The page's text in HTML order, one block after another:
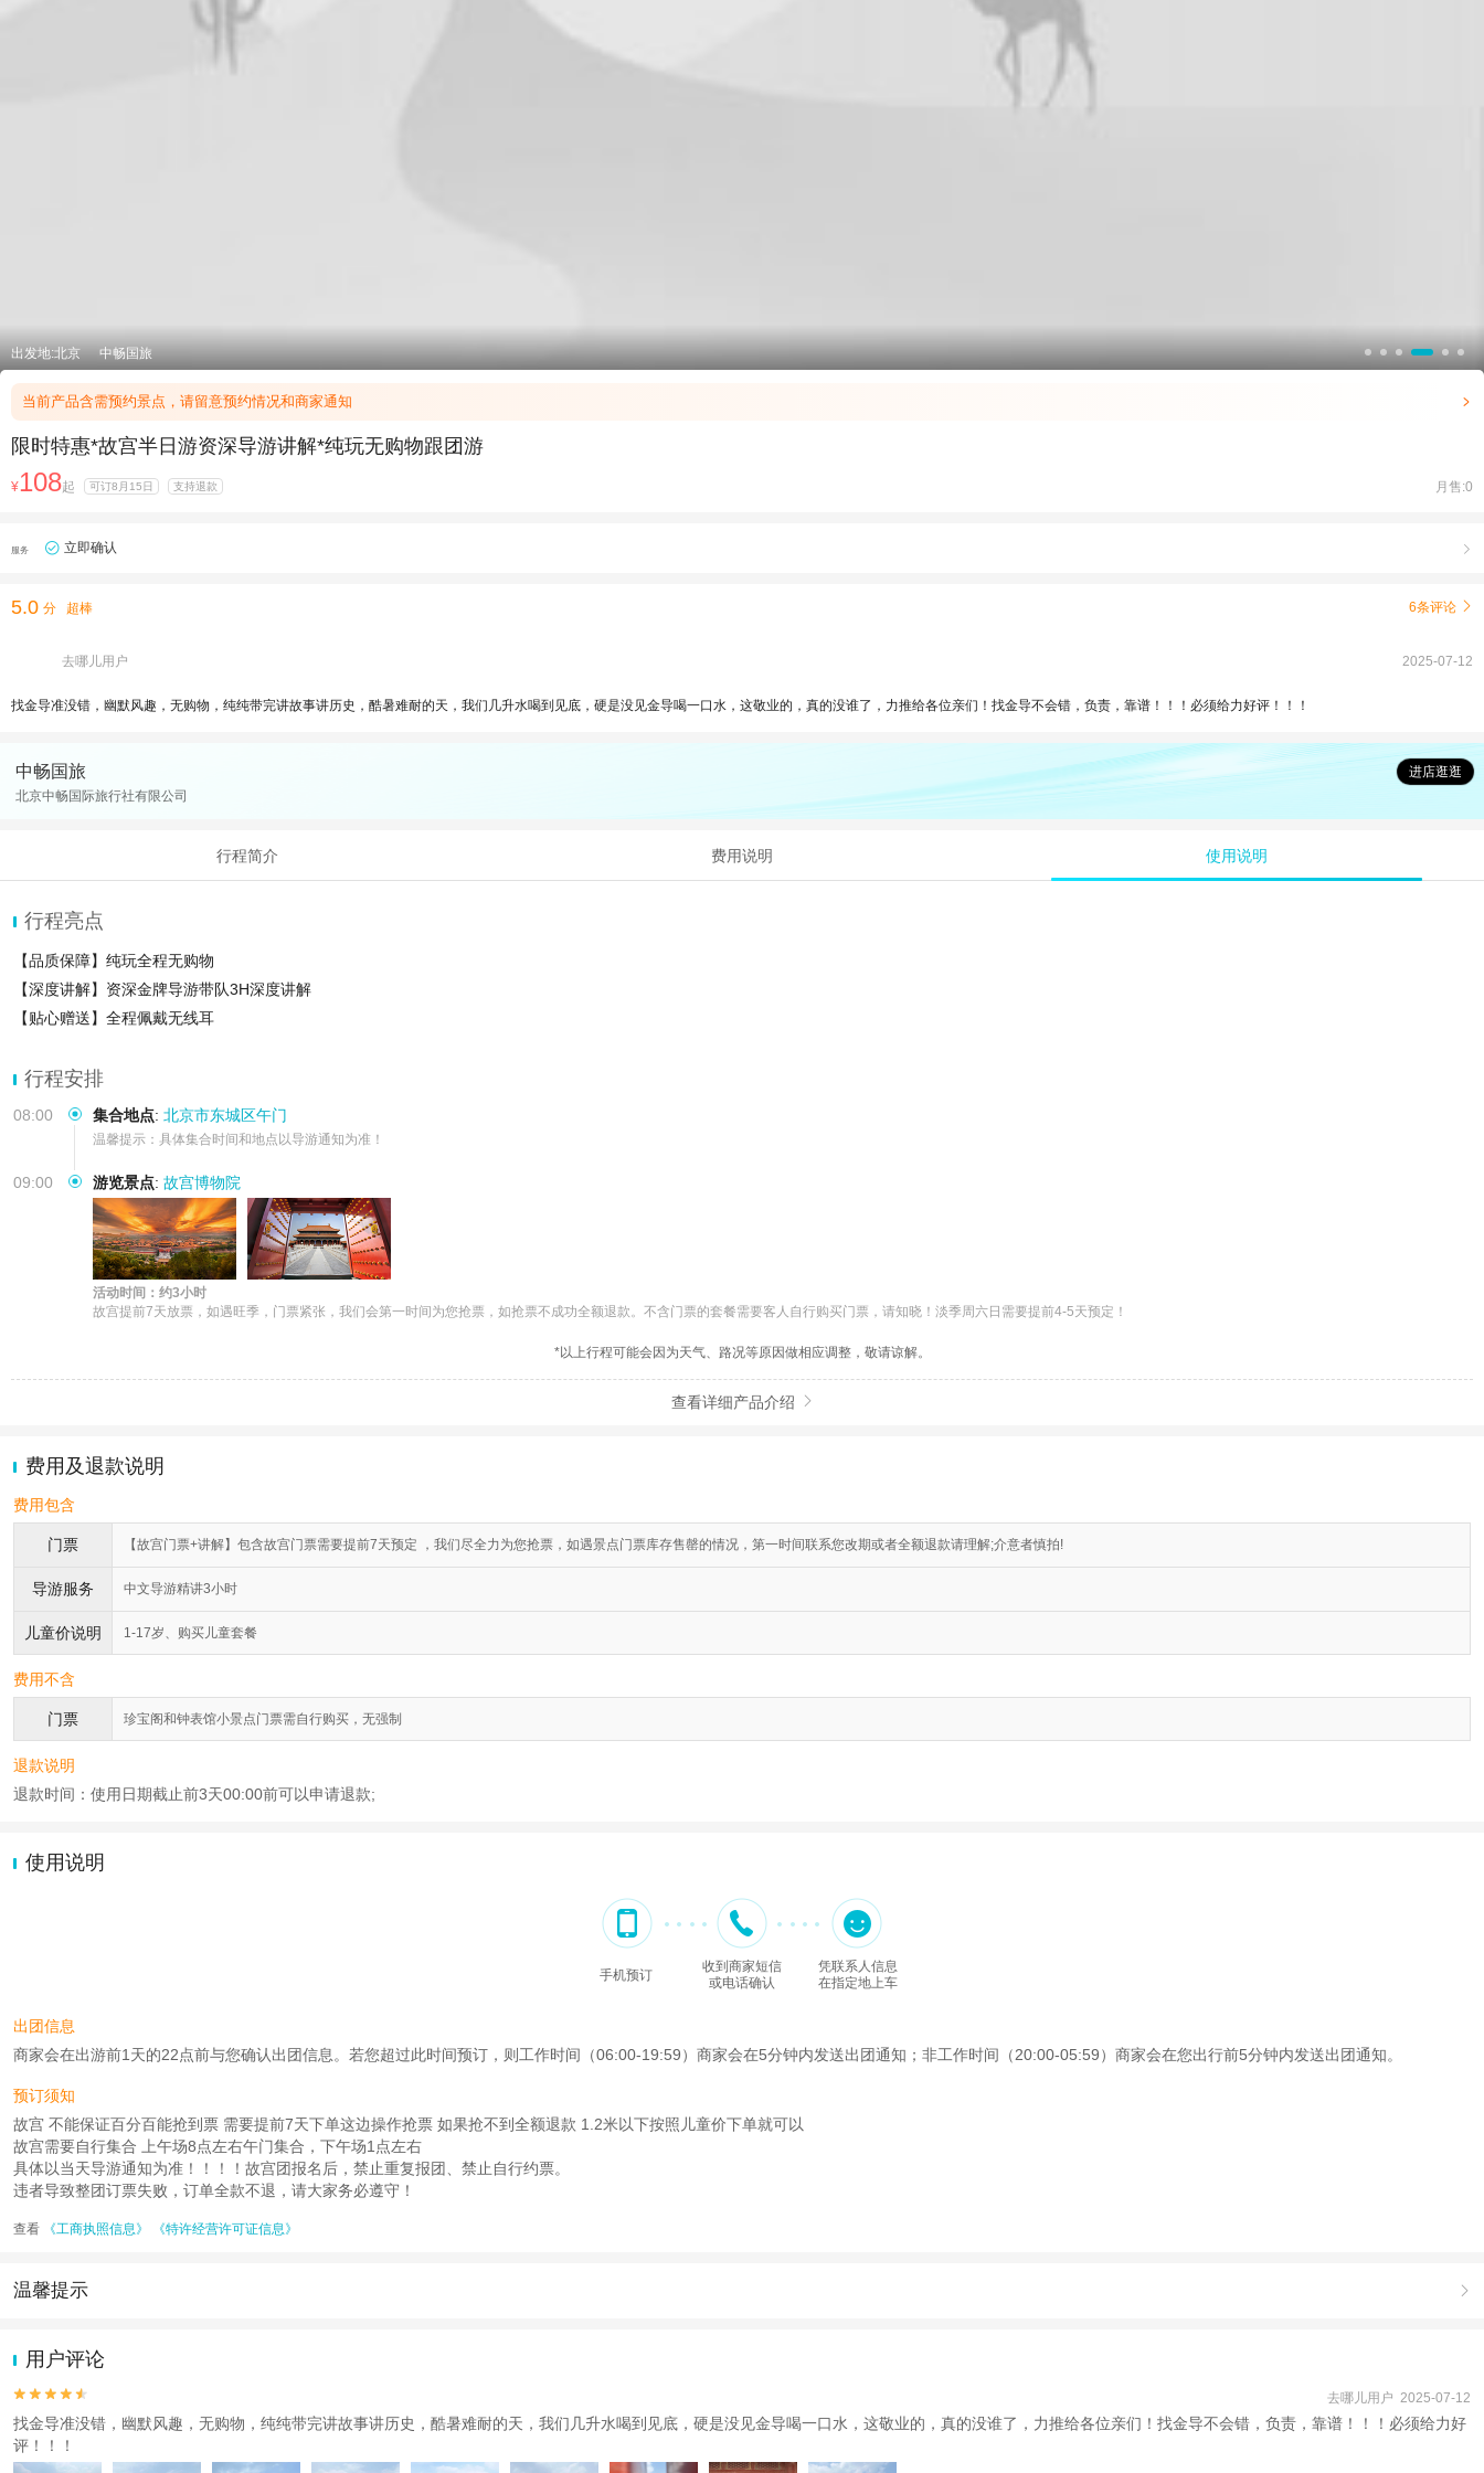
出发地:北京 中畅国旅
当前产品含需预约景点，请留意预约情况和商家通知 
限时特惠*故宫半日游资深导游讲解*纯玩无购物跟团游
¥108起 可订8月15日 支持退款 月售:0
服务 立即确认 
5.0 分 超棒 6条评论 
去哪儿用户 2025-07-12
找金导准没错，幽默风趣，无购物，纯纯带完讲故事讲历史，酷暑难耐的天，我们几升水喝到见底，硬是没见金导喝一口水，这敬业的，真的没谁了，力推给各位亲们！找金导不会错，负责，靠谱！！！必须给力好评！！！
中畅国旅
进店逛逛
北京中畅国际旅行社有限公司
行程简介 费用说明 使用说明
行程亮点
【品质保障】纯玩全程无购物
【深度讲解】资深金牌导游带队3H深度讲解
【贴心赠送】全程佩戴无线耳
行程安排
08:00 集合地点: 北京市东城区午门
温馨提示：具体集合时间和地点以导游通知为准！
09:00 游览景点: 故宫博物院
活动时间：约3小时
故宫提前7天放票，如遇旺季，门票紧张，我们会第一时间为您抢票，如抢票不成功全额退款。不含门票的套餐需要客人自行购买门票，请知晓！淡季周六日需要提前4-5天预定！
*以上行程可能会因为天气、路况等原因做相应调整，敬请谅解。
查看详细产品介绍 
费用及退款说明
费用包含
门票 【故宫门票+讲解】包含故宫门票需要提前7天预定 ，我们尽全力为您抢票，如遇景点门票库存售罄的情况，第一时间联系您改期或者全额退款请理解;介意者慎拍!
导游服务 中文导游精讲3小时
儿童价说明 1-17岁、购买儿童套餐
费用不含
门票 珍宝阁和钟表馆小景点门票需自行购买，无强制
退款说明
退款时间：使用日期截止前3天00:00前可以申请退款;
使用说明
手机预订
收到商家短信
或电话确认
凭联系人信息
在指定地上车
出团信息
商家会在出游前1天的22点前与您确认出团信息。若您超过此时间预订，则工作时间（06:00-19:59）商家会在5分钟内发送出团通知；非工作时间（20:00-05:59）商家会在您出行前5分钟内发送出团通知。
预订须知
故宫 不能保证百分百能抢到票 需要提前7天下单这边操作抢票 如果抢不到全额退款 1.2米以下按照儿童价下单就可以
故宫需要自行集合 上午场8点左右午门集合，下午场1点左右
具体以当天导游通知为准！！！！故宫团报名后，禁止重复报团、禁止自行约票。
违者导致整团订票失败，订单全款不退，请大家务必遵守！
查看 《工商执照信息》 《特许经营许可证信息》
温馨提示 
2.为普及旅游安全知识及旅游文明公约，使您的旅程顺利圆满完成，特制定
用户评论

 去哪儿用户 2025-07-12
找金导准没错，幽默风趣，无购物，纯纯带完讲故事讲历史，酷暑难耐的天，我们几升水喝到见底，硬是没见金导喝一口水，这敬业的，真的没谁了，力推给各位亲们！找金导不会错，负责，靠谱！！！必须给力好
评！！！